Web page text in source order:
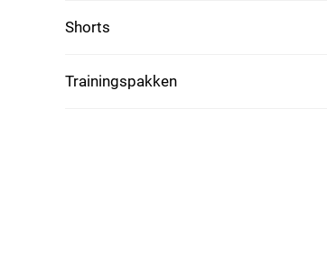
Shorts
Trainingspakken